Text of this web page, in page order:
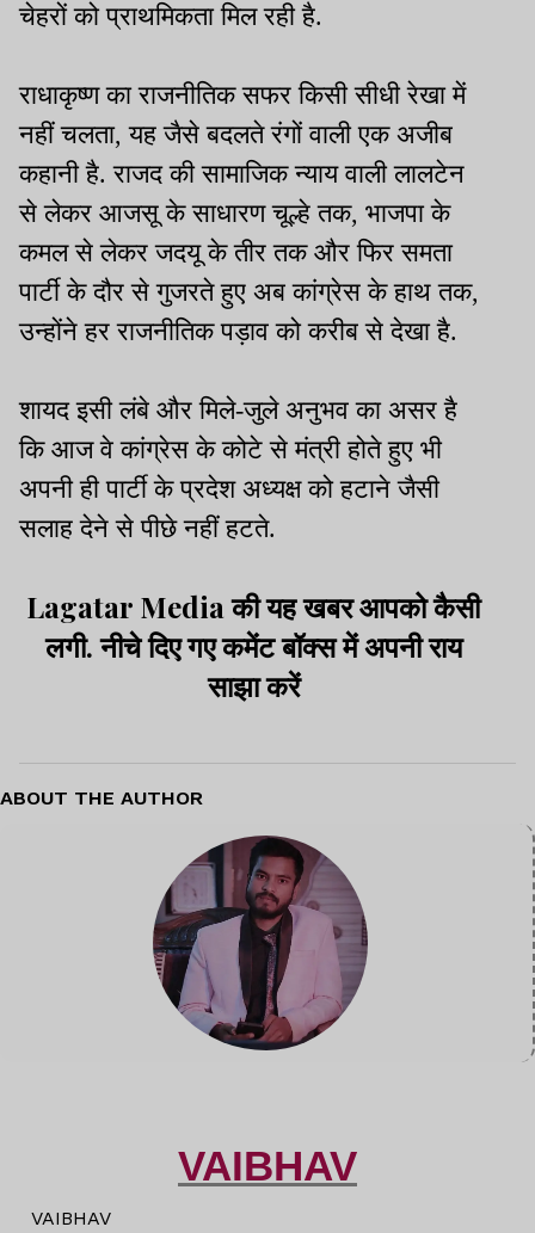
चेहरों को प्राथमिकता मिल रही है.
राधाकृष्ण का राजनीतिक सफर किसी सीधी रेखा में
नहीं चलता, यह जैसे बदलते रंगों वाली एक अजीब
कहानी है. राजद की सामाजिक न्याय वाली लालटेन
से लेकर आजसू के साधारण चूल्हे तक, भाजपा के
कमल से लेकर जदयू के तीर तक और फिर समता
पार्टी के दौर से गुजरते हुए अब कांग्रेस के हाथ तक,
उन्होंने हर राजनीतिक पड़ाव को करीब से देखा है.
शायद इसी लंबे और मिले-जुले अनुभव का असर है
कि आज वे कांग्रेस के कोटे से मंत्री होते हुए भी
अपनी ही पार्टी के प्रदेश अध्यक्ष को हटाने जैसी
सलाह देने से पीछे नहीं हटते.
Lagatar Media की यह खबर आपको कैसी
लगी. नीचे दिए गए कमेंट बॉक्स में अपनी राय
साझा करें
ABOUT THE AUTHOR
VAIBHAV
VAIBHAV